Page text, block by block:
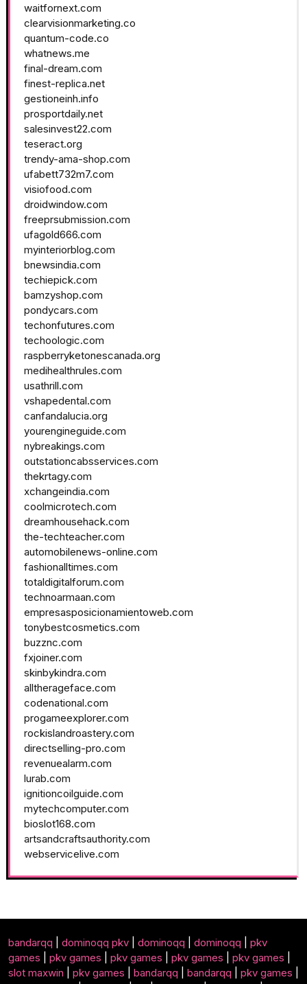
waitfornext.com
clearvisionmarketing.co
quantum-code.co
whatnews.me
final-dream.com
finest-replica.net
gestioneinh.info
prosportdaily.net
salesinvest22.com
teseract.org
trendy-ama-shop.com
ufabett732m7.com
visiofood.com
droidwindow.com
freeprsubmission.com
ufagold666.com
myinteriorblog.com
bnewsindia.com
techiepick.com
bamzyshop.com
pondycars.com
techonfutures.com
techoologic.com
raspberryketonescanada.org
medihealthrules.com
usathrill.com
vshapedental.com
canfandalucia.org
yourengineguide.com
nybreakings.com
outstationcabsservices.com
thekrtagy.com
xchangeindia.com
coolmicrotech.com
dreamhousehack.com
the-techteacher.com
automobilenews-online.com
fashionalltimes.com
totaldigitalforum.com
technoarmaan.com
empresasposicionamientoweb.com
tonybestcosmetics.com
buzznc.com
fxjoiner.com
skinbykindra.com
alltherageface.com
codenational.com
progameexplorer.com
rockislandroastery.com
directselling-pro.com
revenuealarm.com
lurab.com
ignitioncoilguide.com
mytechcomputer.com
bioslot168.com
artsandcraftsauthority.com
webservicelive.com
bandarqq dominoqq pkv dominoqq dominoqq
pkv
games
pkv games pkv games pkv games pkv games
slot maxwin
pkv games bandarqq bandarqq pkv games